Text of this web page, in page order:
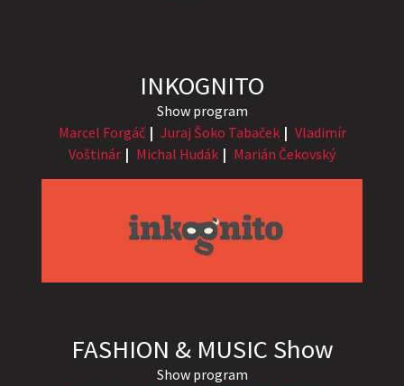
INKOGNITO
Show program
Marcel Forgáč
Juraj Šoko Tabaček
Vladimír
Voštinár
Michal Hudák Marián Čekovský
FASHION & MUSIC Show
Show program